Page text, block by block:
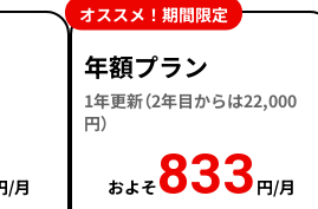
/月
年額プラン
1年更新（2年目からは22,000
円）
およそ833 円/月
オススメ！期間限定